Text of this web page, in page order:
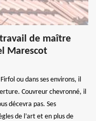
de maître
Marescot
ou dans ses environs, il
Couvreur chevronné, il
décevra pas. Ses
de l’art et en plus de